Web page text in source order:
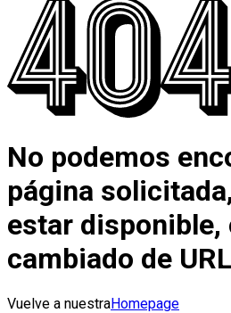
No podemos
página
estar disponible,
cambiado de URL
Vuelve a nuestraHomepage